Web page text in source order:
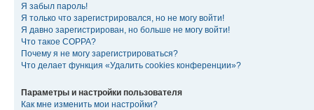
Я забыл пароль!
Я только что зарегистрировался, но не могу войти!
Я давно зарегистрирован, но больше не могу войти!
Что такое COPPA?
Почему я не могу зарегистрироваться?
Что делает функция «Удалить cookies конференции»?
Параметры и настройки пользователя
Как мне изменить мои настройки?